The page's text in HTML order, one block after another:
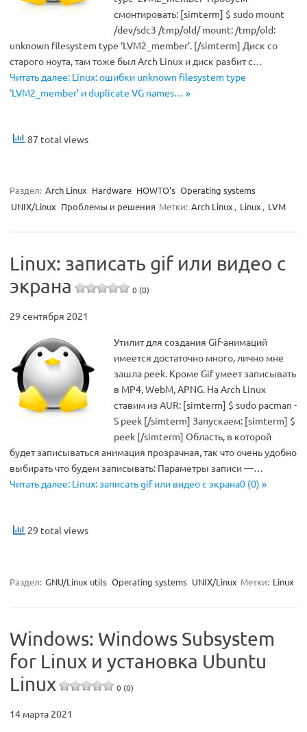
смонтировать: [simterm] $ sudo mount
/dev/sdc3 /tmp/old/ mount: /tmp/old:
unknown filesystem type ‘LVM2_member’. [/simterm] Диск со
старого ноута, там тоже был Arch Linux и диск разбит с…
Читать далее: Linux: ошибки unknown filesystem type
‘LVM2_member’ и duplicate VG names… »
87 total views
Раздел: Arch Linux Hardware HOWTO's Operating systems
UNIX/Linux Проблемы и решения Метки: Arch Linux, Linux, LVM
Linux: записать gif или видео с
экрана
0 (0)
29 сентября 2021
Утилит для создания Gif-анимаций
имеется достаточно много, лично мне
зашла peek. Кроме Gif умеет записывать
в MP4, WebM, APNG. На Arch Linux
ставим из AUR: [simterm] $ sudo pacman -
S peek [/simterm] Запускаем: [simterm] $
peek [/simterm] Область, в которой
будет записываться анимация прозрачная, так что очень удобно
выбирать что будем записывать: Параметры записи —…
Читать далее: Linux: записать gif или видео с экрана0 (0) »
29 total views
Раздел: GNU/Linux utils Operating systems UNIX/Linux Метки: Linux
Windows: Windows Subsystem
for Linux и установка Ubuntu
Linux
0 (0)
14 марта 2021